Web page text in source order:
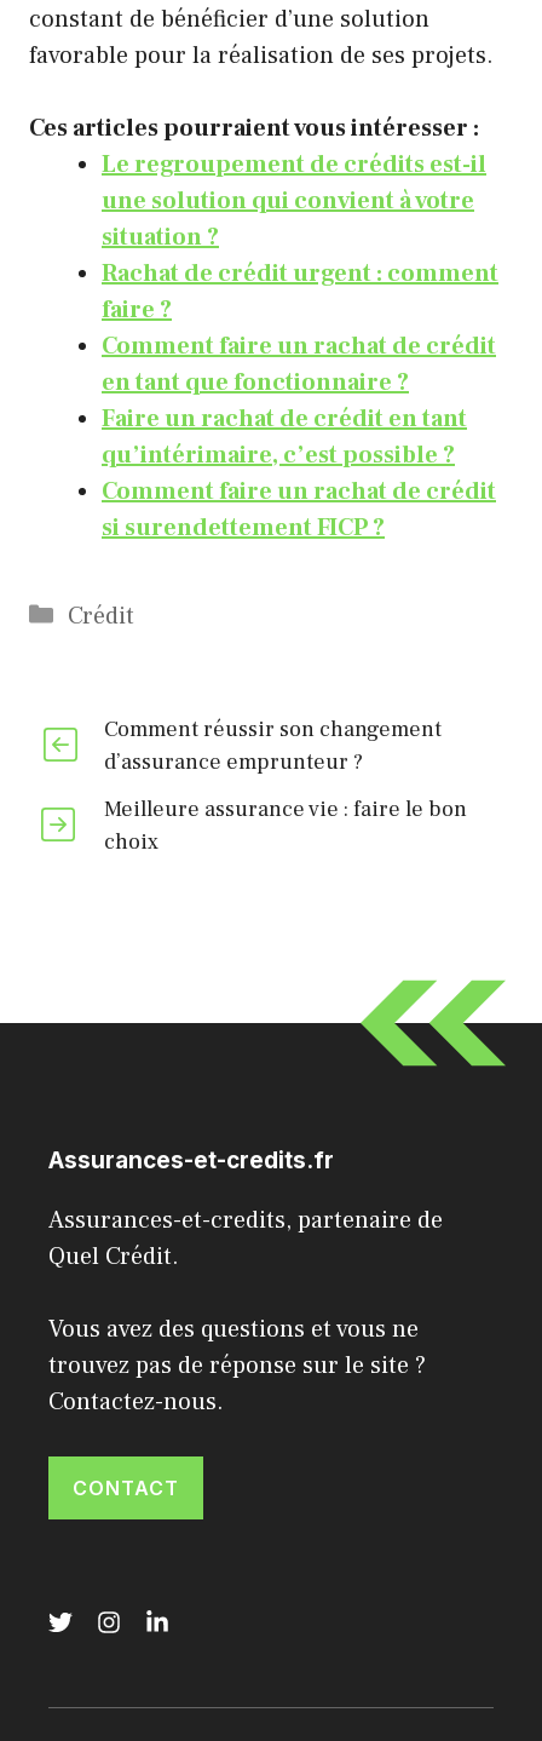
constant de bénéficier d’une solution
favorable pour la réalisation de ses projets.
Ces articles pourraient vous intéresser :
Le regroupement de crédits est-il
une solution qui convient à votre
situation ?
Rachat de crédit urgent : comment
faire ?
Comment faire un rachat de crédit
en tant que fonctionnaire ?
Faire un rachat de crédit en tant
qu’intérimaire, c’est possible ?
Comment faire un rachat de crédit
si surendettement FICP ?
Catégories
Crédit
Comment réussir son changement
d’assurance emprunteur ?
Meilleure assurance vie : faire le bon
choix
Assurances-et-credits.fr
Assurances-et-credits, partenaire de
Quel Crédit.
Vous avez des questions et vous ne
trouvez pas de réponse sur le site ?
Contactez-nous.
CONTACT